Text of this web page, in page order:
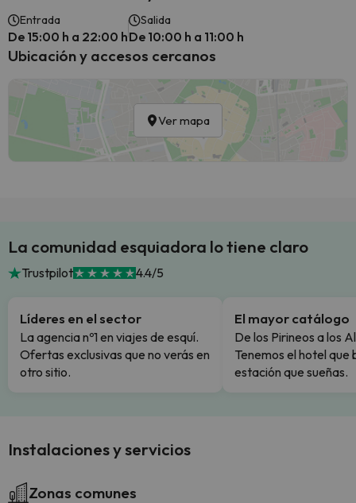
Entrada
De 15:00 h a 22:00 h
Salida
De 10:00 h a 11:00 h
Ubicación y accesos cercanos
Ver mapa
La comunidad esquiadora lo tiene claro
Trustpilot 4.4/5
Líderes en el sector
La agencia nº1 en viajes de esquí.
Ofertas exclusivas que no verás en
otro sitio.
El mayor catálogo
De los Pirineos a los
Tenemos el hotel que
estación que sueñas.
Instalaciones y servicios
Zonas comunes